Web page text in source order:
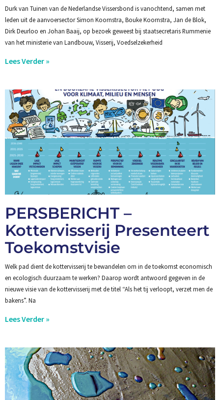
Durk van Tuinen van de Nederlandse Vissersbond is vanochtend, samen met
leden uit de aanvoersector Simon Koornstra, Bouke Koornstra, Jan de Blok,
Dirk Deurloo en Johan Baaij, op bezoek geweest bij staatsecretaris Rummenie
van het ministerie van Landbouw, Visserij, Voedselzekerheid
Lees Verder »
PERSBERICHT –
Kottervisserij Presenteert
Toekomstvisie
Welk pad dient de kottervisserij te bewandelen om in de toekomst economisch
en ecologisch duurzaam te werken? Daarop wordt antwoord gegeven in de
nieuwe visie van de kottervisserij met de titel “Als het tij verloopt, verzet men de
bakens”. Na
Lees Verder »